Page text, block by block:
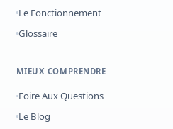
Le Fonctionnement
Glossaire
MIEUX COMPRENDRE
Foire Aux Questions
Le Blog